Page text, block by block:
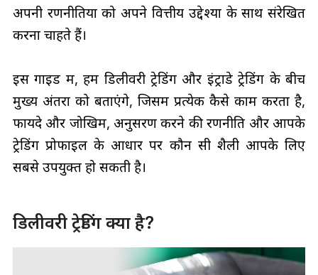
अपनी रणनीतियों को अपने वित्तीय उद्देश्यों के साथ संरेखित
करना चाहते हैं।
इस गाइड में, हम डिलीवरी ट्रेडिंग और इंट्राडे ट्रेडिंग के बीच
मुख्य अंतरों को बताएंगे, जिसमें प्रत्येक कैसे काम करता है,
फायदे और जोखिम, अनुसरण करने की रणनीति और आपके
ट्रेडिंग प्रोफाइल के आधार पर कौन सी शैली आपके लिए
सबसे उपयुक्त हो सकती है।
डिलीवरी ट्रेडिंग क्या है?